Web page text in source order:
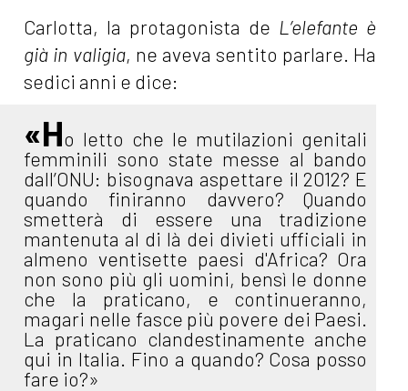
Carlotta, la protagonista de L’elefante è
già in valigia, ne aveva sentito parlare. Ha
sedici anni e dice:
«Ho letto che le mutilazioni genitali
femminili sono state messe al bando
dall’ONU: bisognava aspettare il 2012? E
quando finiranno davvero? Quando
smetterà di essere una tradizione
mantenuta al di là dei divieti ufficiali in
almeno ventisette paesi d'Africa? Ora
non sono più gli uomini, bensì le donne
che la praticano, e continueranno,
magari nelle fasce più povere dei Paesi.
La praticano clandestinamente anche
qui in Italia. Fino a quando? Cosa posso
fare io?»